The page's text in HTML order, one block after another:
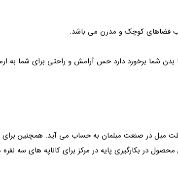
فضاهای کوچک و مدرن می باشد.
شما برخورد دارد حس آرامش و راحتی برای شما به
مبل در صنعت مبلمان به حساب می آید. همچنین برای
در بکارگیری پایه در مرکز برای کاناپه های سه